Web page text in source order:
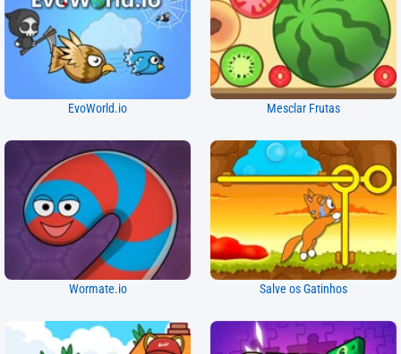
EvoWorld.io Mesclar Frutas
Wormate.io Salve os Gatinhos